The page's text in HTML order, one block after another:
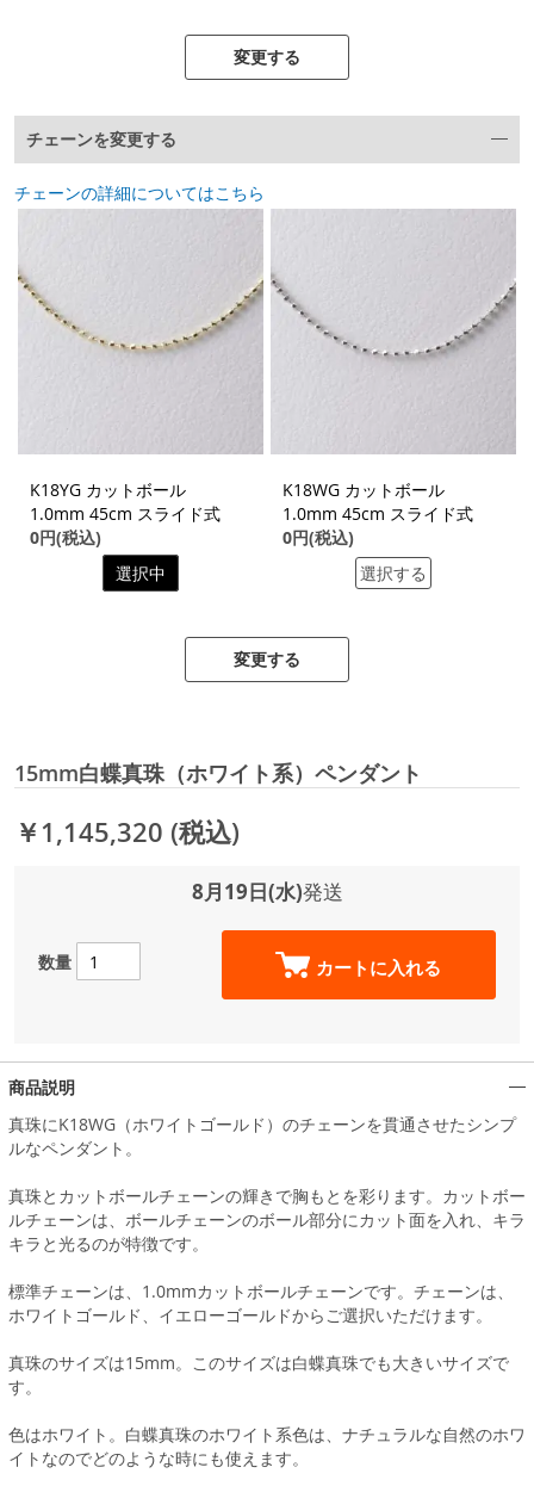
変更する
チェーンを変更する
チェーンの詳細についてはこちら
K18YG カットボール
1.0mm 45cm スライド式
0円(税込)
選択中
K18WG カットボール
1.0mm 45cm スライド式
0円(税込)
選択する
変更する
15mm白蝶真珠（ホワイト系）ペンダント
￥1,145,320 (税込)
8月19日(水)発送
数量 カートに入れる
商品説明
真珠にK18WG（ホワイトゴールド）のチェーンを貫通させたシンプ
ルなペンダント。
真珠とカットボールチェーンの輝きで胸もとを彩ります。カットボー
ルチェーンは、ボールチェーンのボール部分にカット面を入れ、キラ
キラと光るのが特徴です。
標準チェーンは、1.0mmカットボールチェーンです。チェーンは、
ホワイトゴールド、イエローゴールドからご選択いただけます。
真珠のサイズは15mm。このサイズは白蝶真珠でも大きいサイズで
す。
色はホワイト。白蝶真珠のホワイト系色は、ナチュラルな自然のホワ
イトなのでどのような時にも使えます。